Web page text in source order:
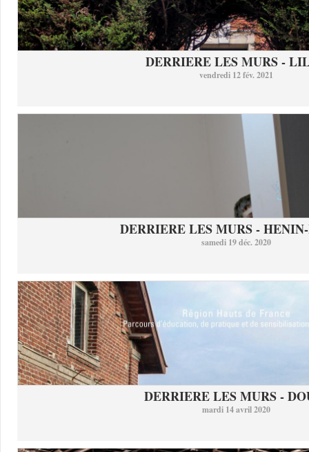
DERRIERE LES MURS -
vendredi 12 fév. 2021
DERRIERE LES MURS -
samedi 19 déc. 2020
DERRIERE LES MURS -
mardi 14 avril 2020